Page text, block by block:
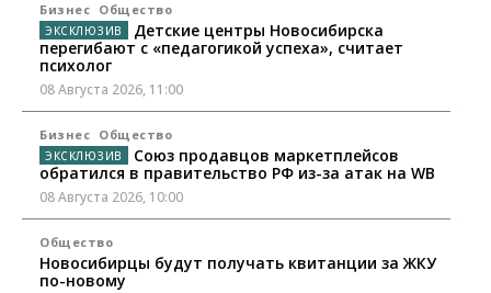
Бизнес Общество
Детские центры Новосибирска
перегибают с «педагогикой успеха», считает
психолог
08 Августа 2026, 11:00
Бизнес Общество
Союз продавцов маркетплейсов
обратился в правительство РФ из-за атак на WB
08 Августа 2026, 10:00
Общество
Новосибирцы будут получать квитанции за ЖКУ
по-новому